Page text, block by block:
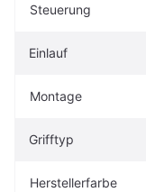
Steuerung
Einlauf
Montage
Grifftyp
Herstellerfarbe